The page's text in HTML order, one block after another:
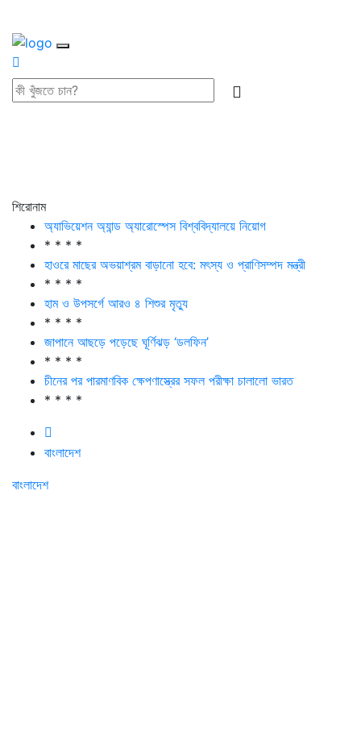
শিরোনাম
অ্যাভিয়েশন অ্যান্ড অ্যারোস্পেস বিশ্ববিদ্যালয়ে নিয়োগ
* * * *
হাওরে মাছের অভয়াশ্রম বাড়ানো হবে: মৎস্য ও প্রাণিসম্পদ মন্ত্রী
* * * *
হাম ও উপসর্গে আরও ৪ শিশুর মৃত্যু
* * * *
জাপানে আছড়ে পড়েছে ঘূর্ণিঝড় ‘ডলফিন’
* * * *
চীনের পর পারমাণবিক ক্ষেপণাস্ত্রের সফল পরীক্ষা চালালো ভারত
* * * *
বাংলাদেশ
বাংলাদেশ